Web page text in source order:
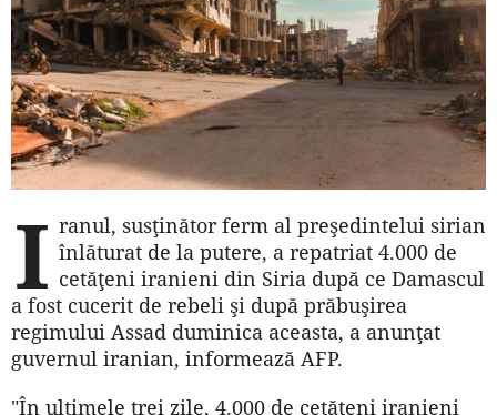
I ranul, susţinător ferm al preşedintelui sirian
înlăturat de la putere, a repatriat 4.000 de
cetăţeni iranieni din Siria după ce Damascul
a fost cucerit de rebeli şi după prăbuşirea
regimului Assad duminica aceasta, a anunţat
guvernul iranian, informează AFP.
"În ultimele trei zile, 4.000 de cetăţeni iranieni